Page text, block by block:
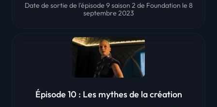
Date de sortie de l'épisode 9 saison 2 de Foundation le 8
septembre 2023
Épisode 10 : Les mythes de la création